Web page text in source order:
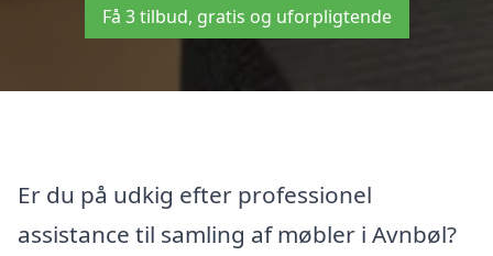
Få 3 tilbud, gratis og uforpligtende
Er du på udkig efter professionel
assistance til samling af møbler i Avnbøl?